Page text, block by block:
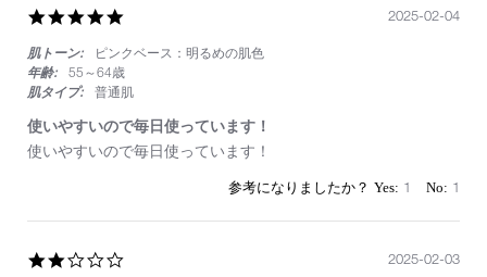
ッ
ク
発
が
長
持
rating
肌トーン:
ピンクベース：明るめの肌色
年齢:
55～64歳
肌タイプ:
普通肌
使いやすいので毎日使っています！
Review
Feb
review
や
い
使いやすいので毎日使っています！
2025-02-04
1 1
2025-02-03